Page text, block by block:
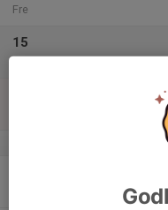
Fre
15